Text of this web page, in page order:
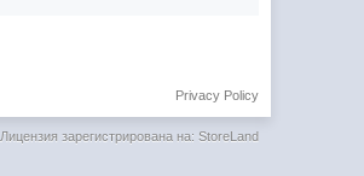
Privacy Policy
Лицензия зарегистрирована на: StoreLand